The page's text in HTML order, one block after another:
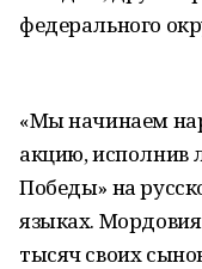
федерального
«Мы начинаем
акцию, исполнив
Победы» на
языках.
тысяч своих